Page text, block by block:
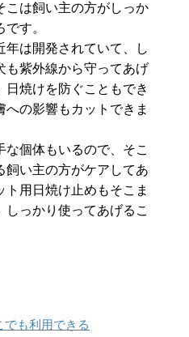
こは飼い主の方がしっか
す。
年は開発されていて、し
も紫外線から守ってあげ
日焼けを防ぐこともでき
への影響もカットできま
個体もいるので、そこ
飼い主の方がケアしてあ
用日焼け止めもそこま
っかり使ってあげるこ
でも利用できる